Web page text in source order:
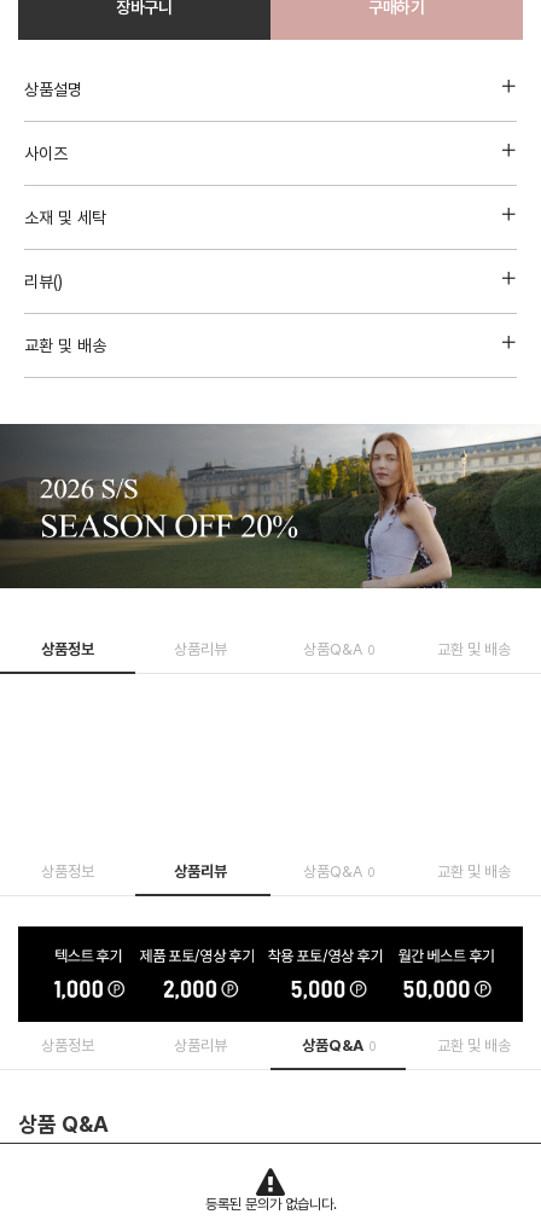
장바구니 구매하기
상품설명
사이즈
소재 및 세탁
리뷰()
교환 및 배송
상품정보 상품리뷰 상품Q&A 0 교환 및 배송
상품정보 상품리뷰 상품Q&A 0 교환 및 배송
상품정보 상품리뷰 상품Q&A 0 교환 및 배송
상품 Q&A
등록된 문의가 없습니다.